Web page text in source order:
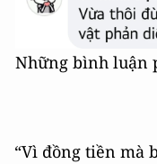
Những bình luận
“Vì đồng tiền mà